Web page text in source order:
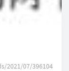
2021/07/396104